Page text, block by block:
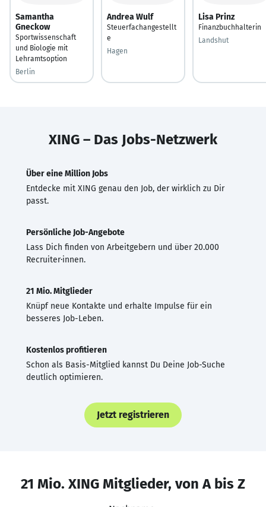
Samantha
Gneckow
Sportwissenschaft
und Biologie mit
Lehramtsoption
Berlin
Andrea Wulf
Steuerfachangestellt
e
Hagen
Lisa Prinz
Finanzbuchhalterin
Landshut
XING – Das Jobs-Netzwerk
Über eine Million Jobs
Entdecke mit XING genau den Job, der wirklich zu Dir
passt.
Persönliche Job-Angebote
Lass Dich finden von Arbeitgebern und über 20.000
Recruiter·innen.
21 Mio. Mitglieder
Knüpf neue Kontakte und erhalte Impulse für ein
besseres Job-Leben.
Kostenlos profitieren
Schon als Basis-Mitglied kannst Du Deine Job-Suche
deutlich optimieren.
Jetzt registrieren
21 Mio. XING Mitglieder, von A bis Z